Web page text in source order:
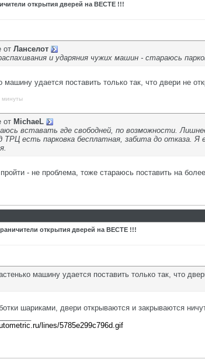
открытия дверей на ВЕСТЕ !!!
от Ланселот
и ударяния чужих машин - стараюсь
машину удается поставить только так, что двери не
минуты
от MichaeL
вставать где свободней, по возможности.
ТРЦ есть парковка бесплатная, забита до отказа. Я
- не проблема, тоже стараюсь поставить на
открытия дверей на ВЕСТЕ !!!
машину удается поставить только так, что
шариками, двери открываются и закрываются
lines/5785e299c796d.gif